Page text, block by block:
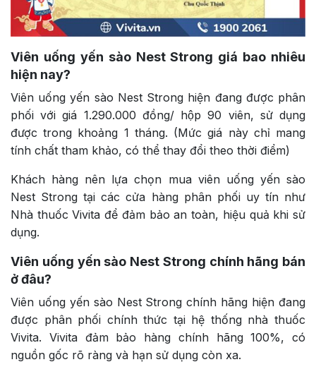
Viên uống yến sào Nest Strong giá bao nhiêu
hiện nay?
Viên uống yến sào Nest Strong hiện đang được phân
phối với giá 1.290.000 đồng/ hộp 90 viên, sử dụng
được trong khoảng 1 tháng. (Mức giá này chỉ mang
tính chất tham khảo, có thể thay đổi theo thời điểm)
Khách hàng nên lựa chọn mua viên uống yến sào
Nest Strong tại các cửa hàng phân phối uy tín như
Nhà thuốc Vivita để đảm bảo an toàn, hiệu quả khi sử
dụng.
Viên uống yến sào Nest Strong chính hãng bán
ở đâu?
Viên uống yến sào Nest Strong chính hãng hiện đang
được phân phối chính thức tại hệ thống nhà thuốc
Vivita. Vivita đảm bảo hàng chính hãng 100%, có
nguồn gốc rõ ràng và hạn sử dụng còn xa.